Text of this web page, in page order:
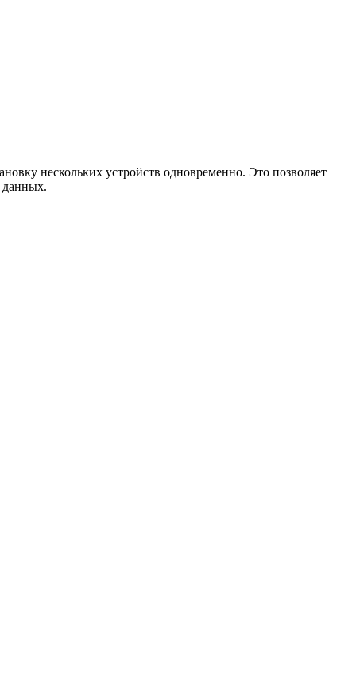
нескольких устройств одновременно. Это позволяет
данных.